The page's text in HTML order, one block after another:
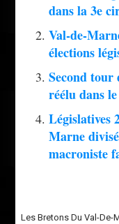
dans la 3e
Val-de-
élections
Second tour
réélu dans
Législatives
Marne
macroniste
Les Bretons Du Val-De-